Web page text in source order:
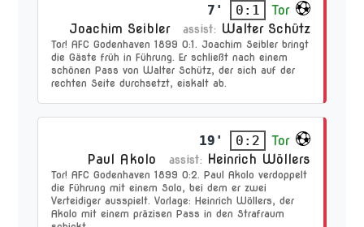
7' 0:1
Tor
Joachim Seibler
assist: Walter Schütz
Tor! AFC Godenhaven 1899 0:1. Joachim Seibler bringt
die Gäste früh in Führung. Er schließt nach einem
schönen Pass von Walter Schütz, der sich auf der
rechten Seite durchsetzt, eiskalt ab.
19' 0:2
Tor
Paul Akolo
assist: Heinrich Wöllers
Tor! AFC Godenhaven 1899 0:2. Paul Akolo verdoppelt
die Führung mit einem Solo, bei dem er zwei
Verteidiger ausspielt. Vorlage: Heinrich Wöllers, der
Akolo mit einem präzisen Pass in den Strafraum